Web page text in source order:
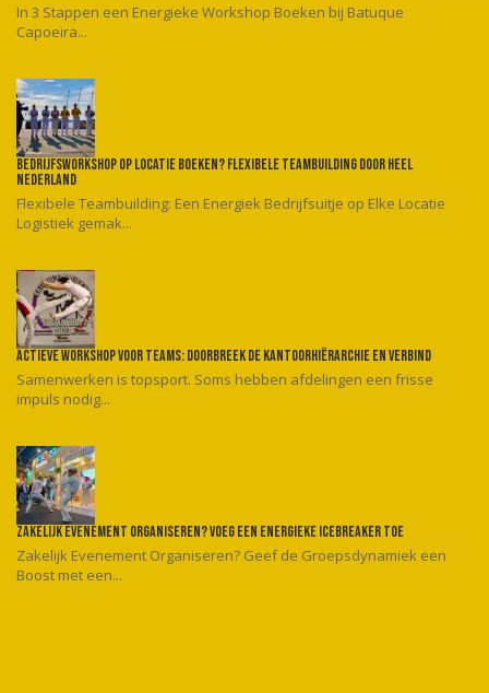
In 3 Stappen een Energieke Workshop Boeken bij Batuque
Capoeira...
Bedrijfsworkshop op locatie boeken? Flexibele teambuilding door heel
Nederland
Flexibele Teambuilding: Een Energiek Bedrijfsuitje op Elke Locatie
Logistiek gemak...
Actieve workshop voor teams: Doorbreek de kantoorhiërarchie en verbind
Samenwerken is topsport. Soms hebben afdelingen een frisse
impuls nodig...
Zakelijk evenement organiseren? Voeg een energieke icebreaker toe
Zakelijk Evenement Organiseren? Geef de Groepsdynamiek een
Boost met een...